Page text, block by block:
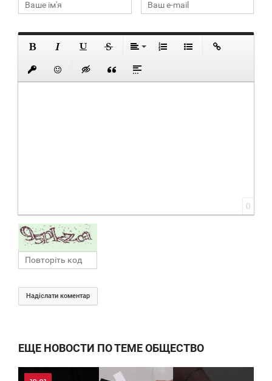
0
Надіслати коментар
ЕЩЕ НОВОСТИ ПО ТЕМЕ ОБЩЕСТВО